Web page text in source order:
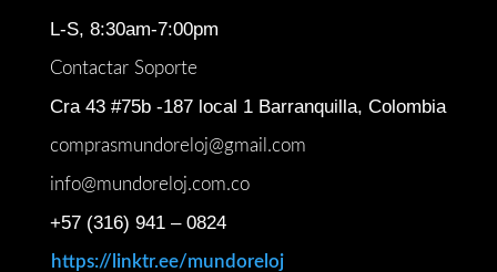
L-S, 8:30am-7:00pm
Contactar Soporte
Cra 43 #75b -187 local 1 Barranquilla, Colombia
comprasmundoreloj@gmail.com
info@mundoreloj.com.co
+57 (316) 941 – 0824
https://linktr.ee/mundoreloj